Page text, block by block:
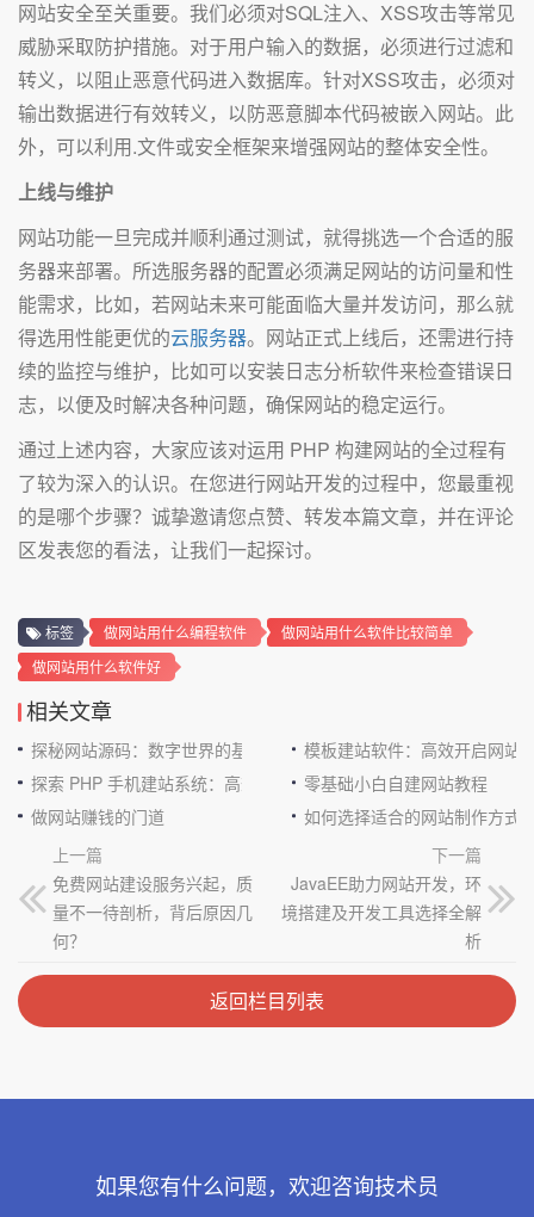
网站安全至关重要。我们必须对SQL注入、XSS攻击等常见
威胁采取防护措施。对于用户输入的数据，必须进行过滤和
转义，以阻止恶意代码进入数据库。针对XSS攻击，必须对
输出数据进行有效转义，以防恶意脚本代码被嵌入网站。此
外，可以利用.文件或安全框架来增强网站的整体安全性。
上线与维护
网站功能一旦完成并顺利通过测试，就得挑选一个合适的服
务器来部署。所选服务器的配置必须满足网站的访问量和性
能需求，比如，若网站未来可能面临大量并发访问，那么就
得选用性能更优的云服务器。网站正式上线后，还需进行持
续的监控与维护，比如可以安装日志分析软件来检查错误日
志，以便及时解决各种问题，确保网站的稳定运行。
通过上述内容，大家应该对运用 PHP 构建网站的全过程有
了较为深入的认识。在您进行网站开发的过程中，您最重视
的是哪个步骤？诚挚邀请您点赞、转发本篇文章，并在评论
区发表您的看法，让我们一起探讨。
标签 做网站用什么编程软件
做网站用什么软件比较简单
做网站用什么软件好
相关文章
探秘网站源码：数字世界的基石
模板建站软件：高效开启网站
探索 PHP 手机建站系统：高效与便捷的完美结合零基础小白自建网站教程
做网站赚钱的门道
如何选择适合的网站制作方式
上一篇
免费网站建设服务兴起，质
量不一待剖析，背后原因几
何？
下一篇
JavaEE助力网站开发，环
境搭建及开发工具选择全解
析
返回栏目列表
如果您有什么问题，欢迎咨询技术员